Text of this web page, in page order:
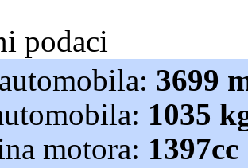
podaci
3699
1035
motora: 1397cc